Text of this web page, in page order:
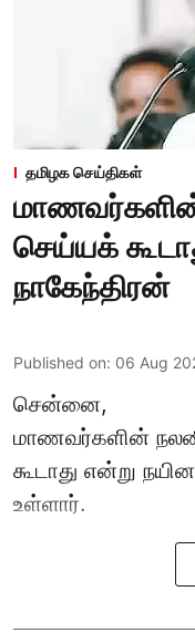
தமிழக செய்திகள்
மாணவர்களின்
செய்யக்
நாகேந்திரன்
Published on: 06 Aug
சென்னை,
மாணவர்களின்
கூடாது என்று
உள்ளார்.